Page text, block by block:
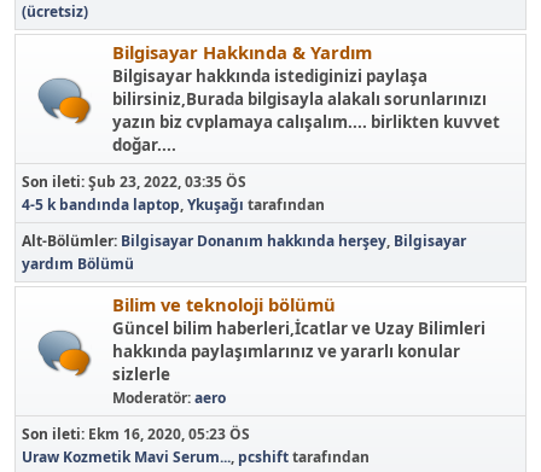
(ücretsiz)
Bilgisayar Hakkında & Yardım
Bilgisayar hakkında istediginizi paylaşa
bilirsiniz,Burada bilgisayla alakalı sorunlarınızı
yazın biz cvplamaya calışalım.... birlikten kuvvet
doğar....
Son ileti:Şub 23, 2022, 03:35 ÖS
4-5 k bandında laptop,Ykuşağı tarafından
Alt-Bölümler Bilgisayar Donanım hakkında herşey Bilgisayar
yardım Bölümü
Bilim ve teknoloji bölümü
Güncel bilim haberleri,İcatlar ve Uzay Bilimleri
hakkında paylaşımlarınız ve yararlı konular
sizlerle
Moderatör:aero
Son ileti: Ekm 16, 2020, 05:23 ÖS
Uraw Kozmetik Mavi Serum..., pcshifttarafından